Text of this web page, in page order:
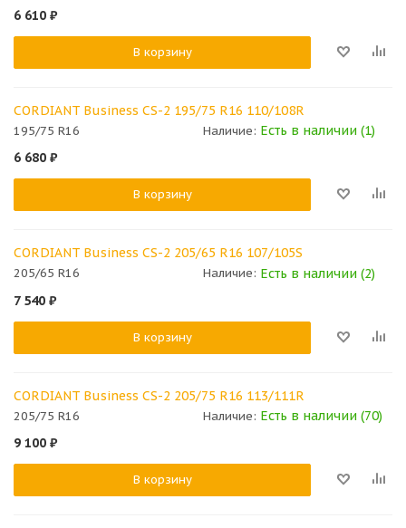
6 610 ₽
В корзину
CORDIANT Business СS-2 195/75 R16 110/108R
195/75 R16 Наличие: Есть в наличии (1)
6 680 ₽
В корзину
CORDIANT Business СS-2 205/65 R16 107/105S
205/65 R16 Наличие: Есть в наличии (2)
7 540 ₽
В корзину
CORDIANT Business СS-2 205/75 R16 113/111R
205/75 R16 Наличие: Есть в наличии (70)
9 100 ₽
В корзину